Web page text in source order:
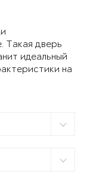
Такая дверь
идеальный
на